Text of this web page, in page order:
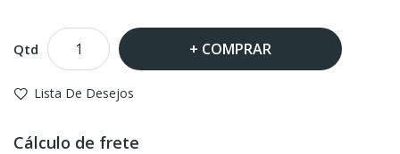
Qtd COMPRAR
Lista De Desejos
Cálculo de frete